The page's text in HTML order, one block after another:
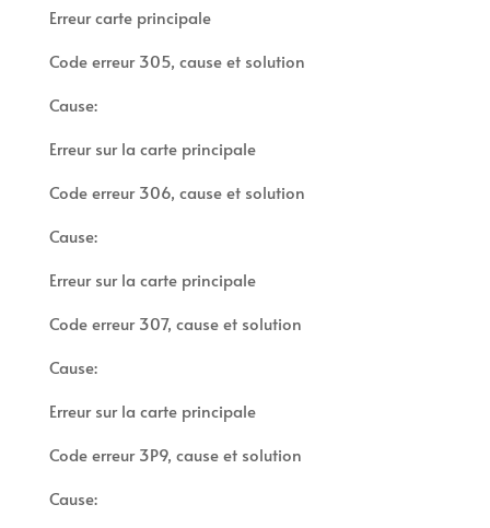
Erreur carte principale
Code erreur 305, cause et solution
Cause:
Erreur sur la carte principale
Code erreur 306, cause et solution
Cause:
Erreur sur la carte principale
Code erreur 307, cause et solution
Cause:
Erreur sur la carte principale
Code erreur 3P9, cause et solution
Cause: